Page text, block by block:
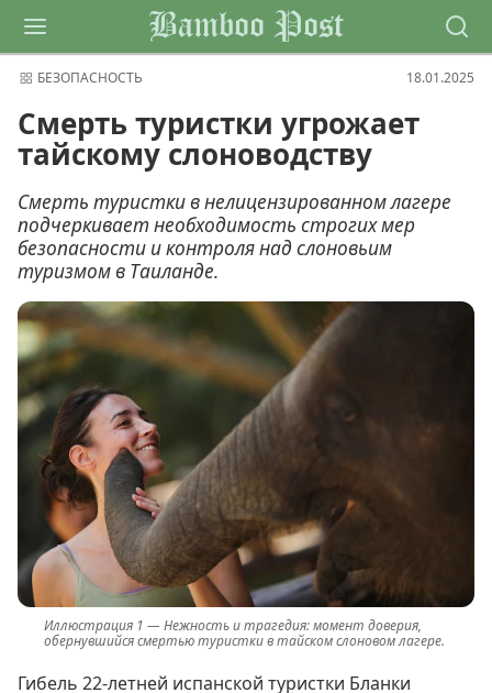
Bamboo Post
БЕЗОПАСНОСТЬ 18.01.2025
Смерть туристки угрожает
тайскому слоноводству
Смерть туристки в нелицензированном лагере
подчеркивает необходимость строгих мер
безопасности и контроля над слоновьим
туризмом в Таиланде.
Нежность и трагедия: момент доверия,
обернувшийся смертью туристки в тайском слоновом лагере.
Гибель 22-летней испанской туристки Бланки